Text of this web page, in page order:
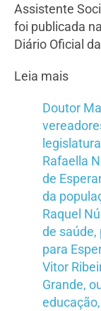
Assistente
foi publicada
Diário Oficial
Leia mais
Doutor
Rafaella
de
da
Raquel
de
para
Vitor
Grande,